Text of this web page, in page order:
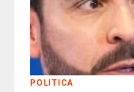
POLITICA